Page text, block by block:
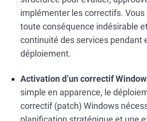
implémenter les correctifs. Vous
toute conséquence indésirable
continuité des services pendant
déploiement.
Activation d’un correctif
simple en apparence, le
correctif (patch) Windows